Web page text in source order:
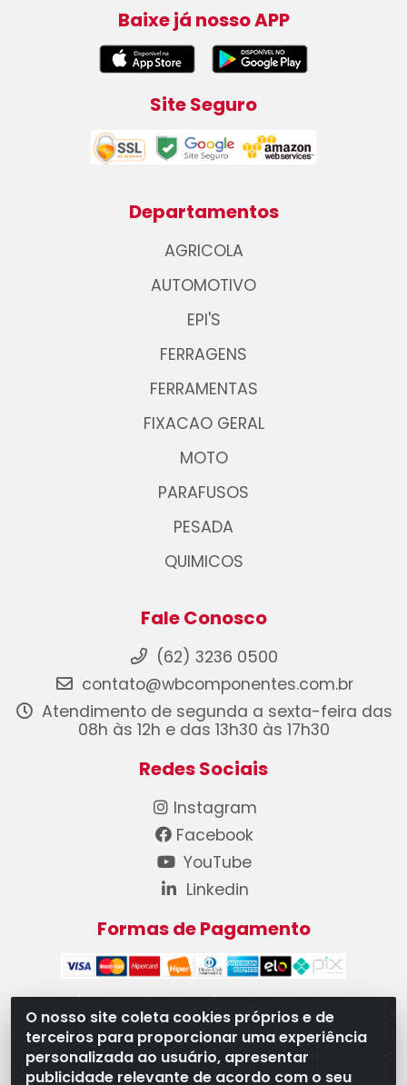
O nosso site coleta cookies próprios e de
terceiros para proporcionar uma experiência
personalizada ao usuário, apresentar
publicidade relevante de acordo com o seu
Baixe já nosso APP
Site Seguro
Departamentos
AGRICOLA
AUTOMOTIVO
EPI'S
FERRAGENS
FERRAMENTAS
FIXACAO GERAL
MOTO
PARAFUSOS
PESADA
QUIMICOS
Fale Conosco
(62) 3236 0500
contato@wbcomponentes.com.br
Atendimento de segunda a sexta-feira das
08h às 12h e das 13h30 às 17h30
Redes Sociais
Instagram
Facebook
YouTube
Linkedin
Formas de Pagamento
WB Componentes Automotivos LTDA - CNPJ
08.528.393/0001-12 - Rua do Níquel, 667 - Parque
Oeste Industrial, Goiânia/GO - CEP 74375-660